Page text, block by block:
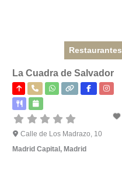
Restaurantes
La Cuadra de Salvador
Calle de Los Madrazo, 10
Madrid Capital, Madrid